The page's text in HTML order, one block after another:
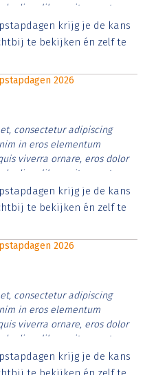
diam libero vitae erat.
cursus id rutrum lorem
risus tristique posuere.
krijg je de kans
te bekijken én zelf te
2026
consectetur adipiscing
in eros elementum
viverra ornare, eros dolor
diam libero vitae erat.
cursus id rutrum lorem
risus tristique posuere.
krijg je de kans
te bekijken én zelf te
2026
consectetur adipiscing
in eros elementum
viverra ornare, eros dolor
diam libero vitae erat.
cursus id rutrum lorem
risus tristique posuere.
krijg je de kans